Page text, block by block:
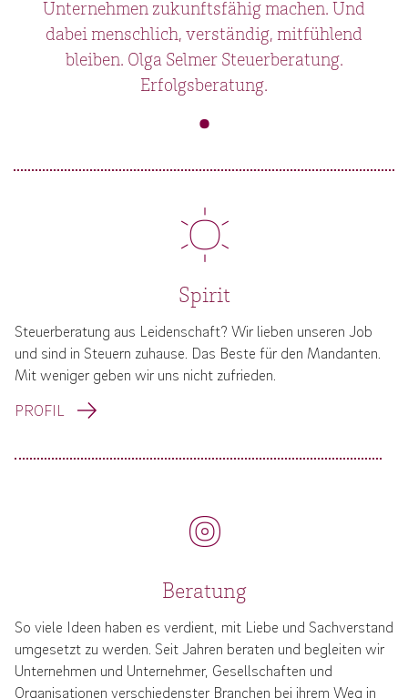
Unternehmen zukunftsfähig machen. Und
dabei menschlich, verständig, mitfühlend
bleiben. Olga Selmer Steuerberatung.
Erfolgsberatung.
Spirit
Steuerberatung aus Leidenschaft? Wir lieben unseren Job
und sind in Steuern zuhause. Das Beste für den Mandanten.
Mit weniger geben wir uns nicht zufrieden.
PROFIL
Beratung
So viele Ideen haben es verdient, mit Liebe und Sachverstand
umgesetzt zu werden. Seit Jahren beraten und begleiten wir
Unternehmen und Unternehmer, Gesellschaften und
Organisationen verschiedenster Branchen bei ihrem Weg in